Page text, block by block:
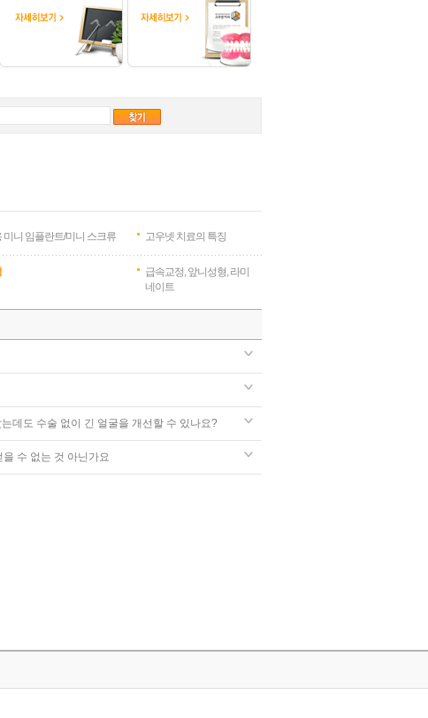
미니 임플란트/미니 스크류 고우넷 치료의 특징
급속교정, 앞니성형, 라미
네이트
데도 수술 없이 긴 얼굴을 개선할 수 있나요?
수 없는 것 아닌가요